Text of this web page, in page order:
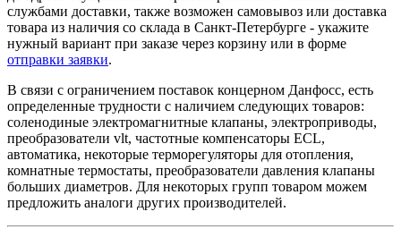
службами доставки, также возможен самовывоз или доставка
товара из наличия со склада в Санкт-Петербурге - укажите
нужный вариант при заказе через корзину или в форме
отправки заявки.
В связи с ограничением поставок концерном Данфосс, есть
определенные трудности с наличием следующих товаров:
соленодиные электромагнитные клапаны, электроприводы,
преобразователи vlt, частотные компенсаторы ECL,
автоматика, некоторые терморегуляторы для отопления,
комнатные термостаты, преобразователи давления клапаны
больших диаметров. Для некоторых групп товаром можем
предложить аналоги других производителей.